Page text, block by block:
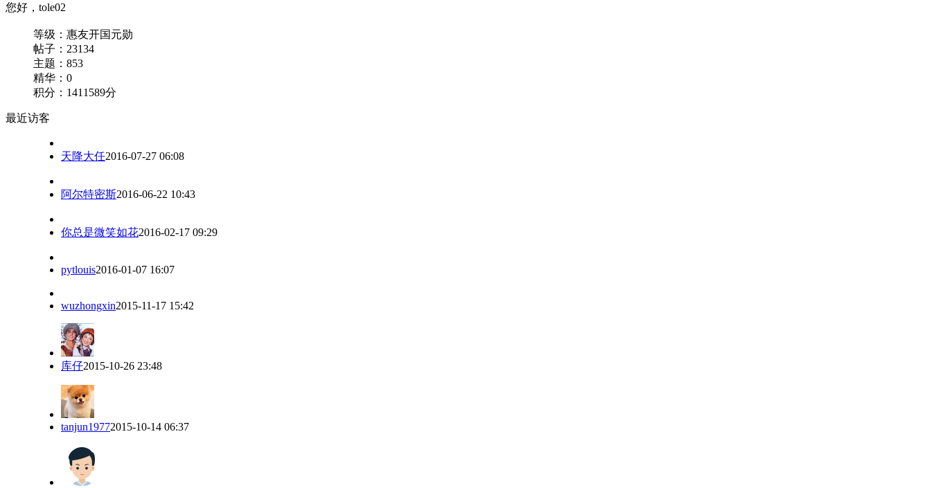
您好，tole02
等级： 惠友开国元勋
帖子：23134
主题：853
精华：0
积分：1411589分
最近访客
天降大任2016-07-27 06:08
阿尔特密斯2016-06-22 10:43
你总是微笑如花2016-02-17 09:29
pytlouis2016-01-07 16:07
wuzhongxin2015-11-17 15:42
库仔2015-10-26 23:48
tanjun19772015-10-14 06:37